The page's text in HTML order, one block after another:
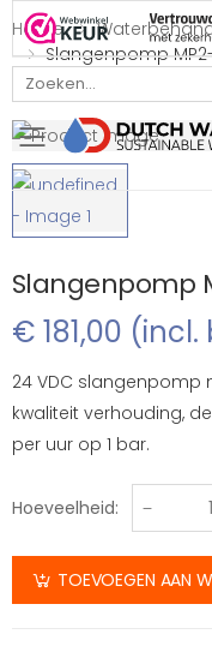
Bekijk onze
Toggle
Home
Slangenpomp
Slangenpomp
€ 181,00
24 VDC slangenpomp
kwaliteit verhouding,
per uur op 1 bar.
Hoeveelheid:
TOEVOEGEN AAN